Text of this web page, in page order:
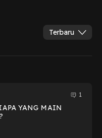
Terbaru
1
YANG MAIN